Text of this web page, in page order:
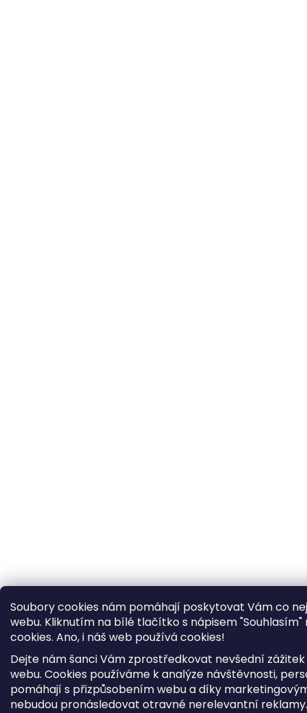
Soubory cookies nám pomáhají poskytovat Vám co
webu. Kliknutím na bílé tlačítko s nápisem
cookies. Ano, i náš web používá cookies!
Dejte nám šanci Vám zprostředkovat nevšední
webu. Cookies používáme k analýze návštěvnosti,
pomáhají s přizpůsobením webu a díky
nebudou pronásledovat otravné nerelevantní